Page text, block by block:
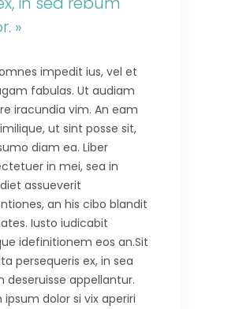
»
impedit ius, vel et
fabulas. Ut audiam
iracundia vim. An eam
ut sint posse sit,
diam ea. Liber
in mei, sea in
assueverit
an his cibo blandit
Iusto iudicabit
idefinitionem eos an.Sit
persequeris ex, in sea
deseruisse appellantur.
ipsum dolor si vix aperiri